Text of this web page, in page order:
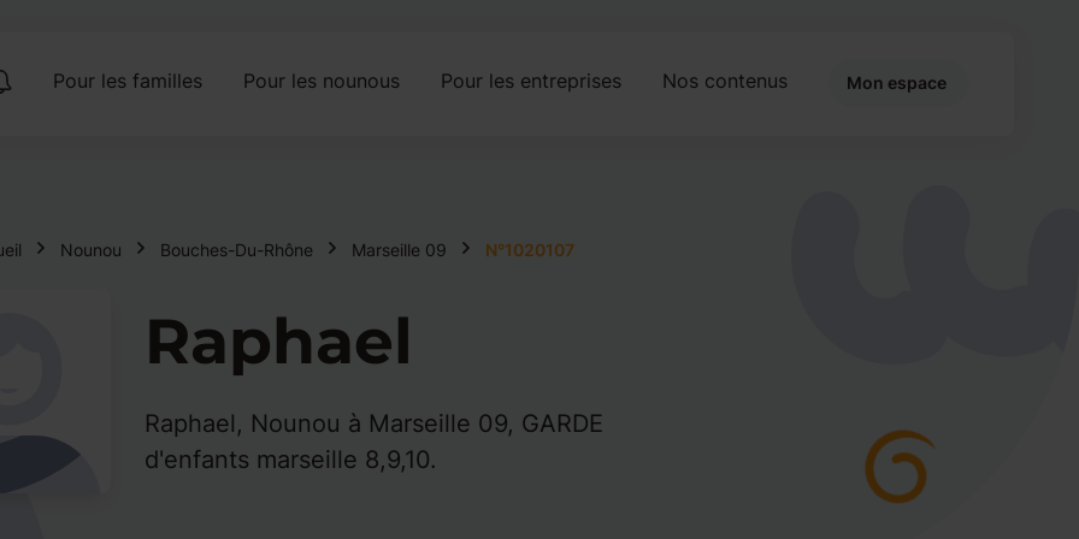
Pour les familles Pour les nounous Pour les entreprises Nos contenus Mon espace
Nounou Bouches-Du-Rhône Marseille 09 N°1020107
Raphael
Raphael, Nounou à Marseille 09, GARDE
d'enfants marseille 8,9,10.